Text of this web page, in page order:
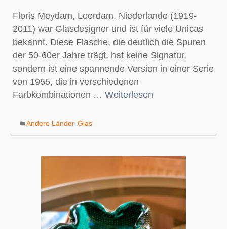
Floris Meydam, Leerdam, Niederlande (1919-
2011) war Glasdesigner und ist für viele Unicas
bekannt. Diese Flasche, die deutlich die Spuren
der 50-60er Jahre trägt, hat keine Signatur,
sondern ist eine spannende Version in einer Serie
von 1955, die in verschiedenen
Farbkombinationen … Weiterlesen
Andere Länder Glas